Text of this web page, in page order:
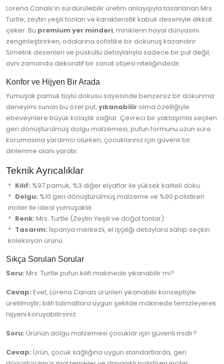
Lorena Canals’ın sürdürülebilir üretim anlayışıyla tasarlanan Mrs.
Turtle, zeytin yeşili tonları ve karakteristik kabuk deseniyle dikkat
çeker. Bu premium yer minderi, miniklerin hayal dünyasını
zenginleştirirken, odalarına sofistike bir dokunuş kazandırır.
Simetrik desenleri ve püsküllü detaylarıyla sadece bir puf değil,
aynı zamanda dekoratif bir sanat objesi niteliğindedir.
Konfor ve Hijyen Bir Arada
Yumuşak pamuk tüylü dokusu sayesinde benzersiz bir dokunma
deneyimi sunan bu özel puf, yıkanabilir olma özelliğiyle
ebeveynlere büyük kolaylık sağlar. Çevreci bir yaklaşımla seçilen
geri dönüştürülmüş dolgu malzemesi, pufun formunu uzun süre
korumasına yardımcı olurken, çocuklarınız için güvenli bir
dinlenme alanı yaratır.
Teknik Ayrıcalıklar
Kılıf: %97 pamuk, %3 diğer elyaflar ile yüksek kaliteli doku.
Dolgu: %10 geri dönüştürülmüş malzeme ve %90 polistiren
inciler ile ideal yumuşaklık.
Renk: Mrs. Turtle (Zeytin Yeşili ve doğal tonlar).
Tasarım: İspanya merkezli, el işçiliği detaylara sahip seçkin
koleksiyon ürünü.
Sıkça Sorulan Sorular
Soru: Mrs. Turtle pufun kılıfı makinede yıkanabilir mi?
Cevap: Evet, Lorena Canals ürünleri yıkanabilir konseptiyle
üretilmiştir; kılıfı talimatlara uygun şekilde makinede temizleyerek
hijyeni koruyabilirsiniz.
Soru: Ürünün dolgu malzemesi çocuklar için güvenli midir?
Cevap: Ürün, çocuk sağlığına uygun standartlarda, geri